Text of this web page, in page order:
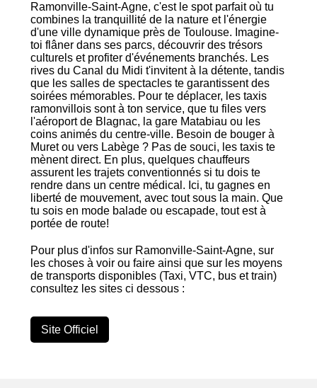
Ramonville-Saint-Agne, c'est le spot parfait où tu
combines la tranquillité de la nature et l'énergie
d'une ville dynamique près de Toulouse. Imagine-
toi flâner dans ses parcs, découvrir des trésors
culturels et profiter d'événements branchés. Les
rives du Canal du Midi t'invitent à la détente, tandis
que les salles de spectacles te garantissent des
soirées mémorables. Pour te déplacer, les taxis
ramonvillois sont à ton service, que tu files vers
l'aéroport de Blagnac, la gare Matabiau ou les
coins animés du centre-ville. Besoin de bouger à
Muret ou vers Labège ? Pas de souci, les taxis te
mènent direct. En plus, quelques chauffeurs
assurent les trajets conventionnés si tu dois te
rendre dans un centre médical. Ici, tu gagnes en
liberté de mouvement, avec tout sous la main. Que
tu sois en mode balade ou escapade, tout est à
portée de route!
Pour plus d'infos sur Ramonville-Saint-Agne, sur
les choses à voir ou faire ainsi que sur les moyens
de transports disponibles (Taxi, VTC, bus et train)
consultez les sites ci dessous :
Site Officiel